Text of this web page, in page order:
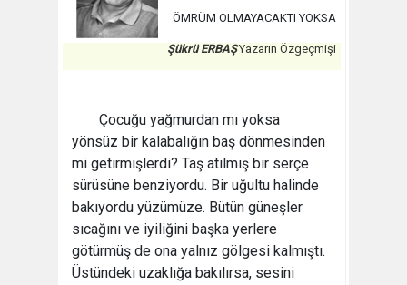
ÖMRÜM OLMAYACAKTI YOKSA
Şükrü ERBAŞYazarın Özgeçmişi
Çocuğu yağmurdan mı yoksa
yönsüz bir kalabalığın baş dönmesinden
mi getirmişlerdi? Taş atılmış bir serçe
sürüsüne benziyordu. Bir uğultu halinde
bakıyordu yüzümüze. Bütün güneşler
sıcağını ve iyiliğini başka yerlere
götürmüş de ona yalnız gölgesi kalmıştı.
Üstündeki uzaklığa bakılırsa, sesini